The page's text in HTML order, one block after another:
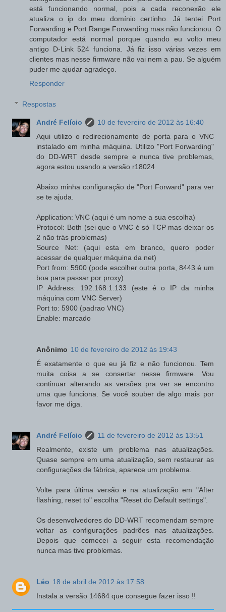
está funcionando normal, pois a cada reconexão ele
atualiza o ip do meu domínio certinho. Já tentei Port
Forwarding e Port Range Forwarding mas não funcionou. O
computador está normal porque quando eu volto meu
antigo D-Link 524 funciona. Já fiz isso várias vezes em
clientes mas nesse firmware não vai nem a pau. Se alguém
puder me ajudar agradeço.
Responder
Respostas
André Felício
10 de fevereiro de 2012 às 16:40
Aqui utilizo o redirecionamento de porta para o VNC
instalado em minha máquina. Utilizo "Port Forwarding"
do DD-WRT desde sempre e nunca tive problemas,
agora estou usando a versão r18024
Abaixo minha configuração de "Port Forward" para ver
se te ajuda.
Application: VNC (aqui é um nome a sua escolha)
Protocol: Both (sei que o VNC é só TCP mas deixar os
2 não trás problemas)
Source Net: (aqui esta em branco, quero poder
acessar de qualquer máquina da net)
Port from: 5900 (pode escolher outra porta, 8443 é um
boa para passar por proxy)
IP Address: 192.168.1.133 (este é o IP da minha
máquina com VNC Server)
Port to: 5900 (padrao VNC)
Enable: marcado
Anônimo 10 de fevereiro de 2012 às 19:43
É exatamente o que eu já fiz e não funcionou. Tem
muita coisa a se consertar nesse firmware. Vou
continuar alterando as versões pra ver se encontro
uma que funciona. Se você souber de algo mais por
favor me diga.
André Felício
11 de fevereiro de 2012 às 13:51
Realmente, existe um problema nas atualizações.
Quase sempre em uma atualização, sem restaurar as
configurações de fábrica, aparece um problema.
Volte para última versão e na atualização em "After
flashing, reset to" escolha "Reset do Default settings".
Os desenvolvedores do DD-WRT recomendam sempre
voltar as configurações padrões nas atualizações.
Depois que comecei a seguir esta recomendação
nunca mas tive problemas.
Léo 18 de abril de 2012 às 17:58
Instala a versão 14684 que consegue fazer isso !!